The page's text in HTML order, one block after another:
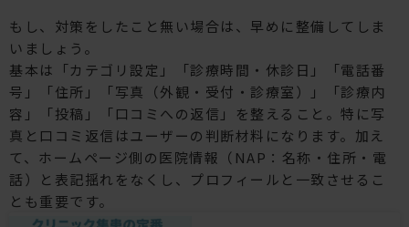
もし、対策をしたこと無い場合は、早めに整備してしま
いましょう。
基本は「カテゴリ設定」「診療時間・休診日」「電話番
号」「住所」「写真（外観・受付・診療室）」「診療内
容」「投稿」「口コミへの返信」を整えること。特に写
真と口コミ返信はユーザーの判断材料になります。加え
て、ホームページ側の医院情報（NAP：名称・住所・電
話）と表記揺れをなくし、プロフィールと一致させるこ
とも重要です。